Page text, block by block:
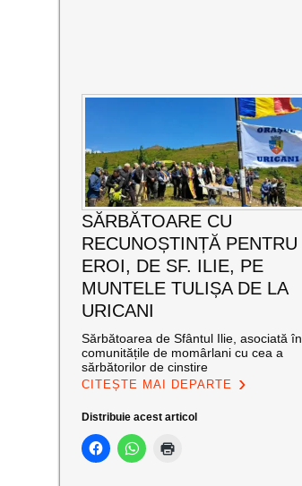
SĂRBĂTOARE CU
RECUNOȘTINȚĂ PENTRU
EROI, DE SF. ILIE, PE
MUNTELE TULIȘA DE LA
URICANI
Sărbătoarea de Sfântul Ilie, asociată în
comunitățile de momârlani cu cea a
sărbătorilor de cinstire
CITEȘTE MAI DEPARTE
Distribuie acest articol